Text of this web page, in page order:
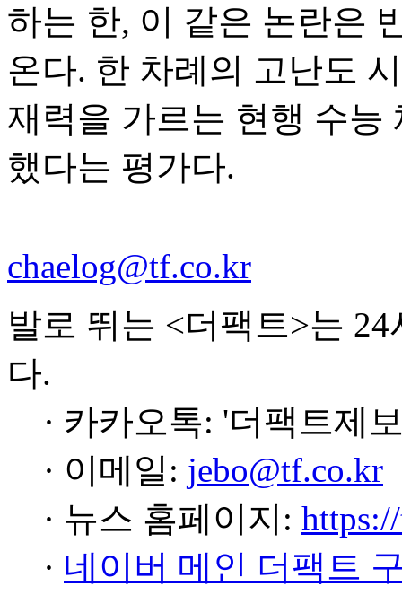
하는 한, 이 같은 논란은
온다. 한 차례의 고난도
재력을 가르는 현행 수능
했다는 평가다.
chaelog@tf.co.kr
발로 뛰는 <더팩트>는
다.
· 카카오톡: '더팩트제
· 이메일: jebo@tf.co.kr
· 뉴스 홈페이지:
· 네이버 메인 더팩트